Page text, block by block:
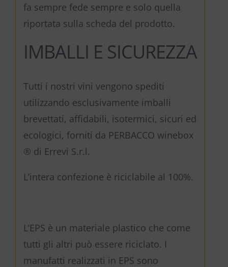
fa sempre fede sempre e solo quella
riportata sulla scheda del prodotto.
IMBALLI E SICUREZZA
Tutti i nostri vini vengono spediti
utilizzando esclusivamente imballi
brevettati, affidabili, isotermici, sicuri ed
ecologici, forniti da PERBACCO winebox
® di Errevi S.r.l.
L’intera confezione è riciclabile al 100%.
L’EPS è un materiale plastico che come
tutti gli altri può essere riciclato. I
manufatti realizzati in EPS sono